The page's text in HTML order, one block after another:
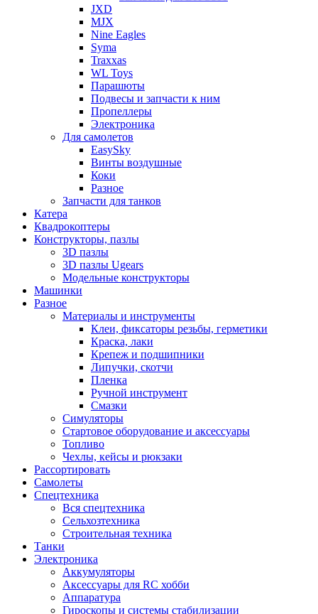
JXD
MJX
Nine Eagles
Syma
Traxxas
WL Toys
Парашюты
Подвесы и запчасти к ним
Пропеллеры
Электроника
Для самолетов
EasySky
Винты воздушные
Коки
Разное
Запчасти для танков
Катера
Квадрокоптеры
Конструкторы, пазлы
3D пазлы
3D пазлы Ugears
Модельные конструкторы
Машинки
Разное
Материалы и инструменты
Клеи, фиксаторы резьбы, герметики
Краска, лаки
Крепеж и подшипники
Липучки, скотчи
Пленка
Ручной инструмент
Смазки
Симуляторы
Стартовое оборудование и аксессуары
Топливо
Чехлы, кейсы и рюкзаки
Рассортировать
Самолеты
Спецтехника
Вся спецтехника
Сельхозтехника
Строительная техника
Танки
Электроника
Аккумуляторы
Аксессуары для RC хобби
Аппаратура
Гироскопы и системы стабилизации